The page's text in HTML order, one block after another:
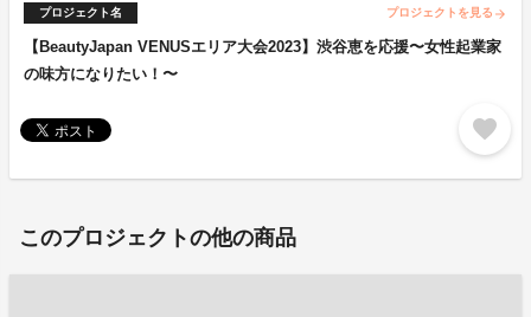
プロジェクト名 プロジェクトを見る arrow_forward
【BeautyJapan VENUSエリア大会2023】渋谷恵を応援〜女性起業家
の味方になりたい！〜
favorite
このプロジェクトの他の商品